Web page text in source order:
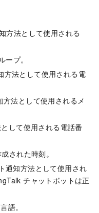
方法として使用される
プ。
法として使用される電
法として使用されるメ
して使用される電話番
された時刻。
通知方法として使用され
チャットボットは正
語。